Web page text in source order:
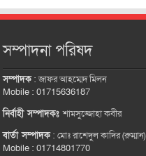
সম্পাদনা পরিষদ
সম্পাদক:জাফর আহম্মেদ মিলন
Mobile : 01715636187
নির্বাহী সম্পাদকঃশামসুজ্জোহা কবীর
বার্তা সম্পাদক:মোঃ রাশেদুল কাদির (রুম্মান)
Mobile : 01714801770